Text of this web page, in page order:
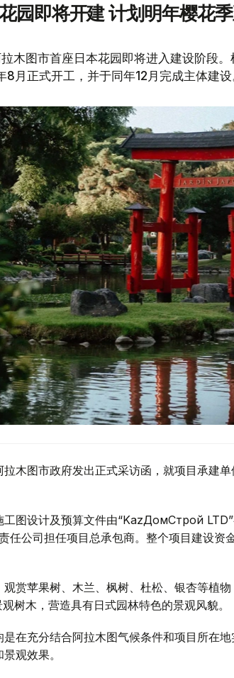
园即将开建 计划明年樱花
拉木图市首座日本花园即将进入建设阶段
月正式开工，并于同年12月完成主体建设
木图市政府发出正式采访函，就项目承建
图设计及预算文件由“KazДомСтрой LTD”
任公司担任项目总承包商。整个项目建设资
赏苹果树、木兰、枫树、杜松、银杏等植
树木，营造具有日式园林特色的景观风貌。
在充分结合阿拉木图气候条件和项目所在
观效果。